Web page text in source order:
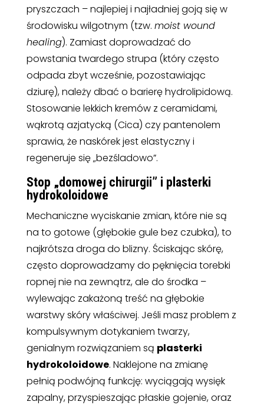
pryszczach – najlepiej i najładniej goją się w
środowisku wilgotnym (tzw. moist wound
healing). Zamiast doprowadzać do
powstania twardego strupa (który często
odpada zbyt wcześnie, pozostawiając
dziurę), należy dbać o barierę hydrolipidową.
Stosowanie lekkich kremów z ceramidami,
wąkrotą azjatycką (Cica) czy pantenolem
sprawia, że naskórek jest elastyczny i
regeneruje się „bezśladowo”.
Stop „domowej chirurgii” i plasterki
hydrokoloidowe
Mechaniczne wyciskanie zmian, które nie są
na to gotowe (głębokie gule bez czubka), to
najkrótsza droga do blizny. Ściskając skórę,
często doprowadzamy do pęknięcia torebki
ropnej nie na zewnątrz, ale do środka –
wylewając zakażoną treść na głębokie
warstwy skóry właściwej. Jeśli masz problem z
kompulsywnym dotykaniem twarzy,
genialnym rozwiązaniem są plasterki
hydrokoloidowe. Naklejone na zmianę
pełnią podwójną funkcję: wyciągają wysięk
zapalny, przyspieszając płaskie gojenie, oraz